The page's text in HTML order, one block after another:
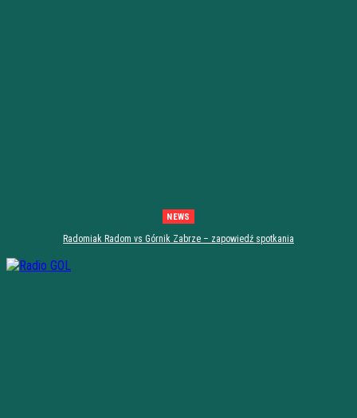
NEWS
Radomiak Radom vs Górnik Zabrze – zapowiedź spotkania